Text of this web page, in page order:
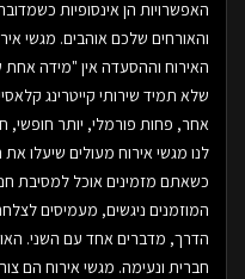
האפשרויות הן אינסופיות
והאורחים שלכם אוהבים. מגשי
האירוח וההסעדה אין "מידה אחת
שלא תמיד שירותי קייטרינג
אחר, פחות פורמלי, יותר חופשי,
לנו מגשי אירוח מעולים שיעלו
כשאתם מזמינים אוכל למסיבת
המוזמנים ניגשים, מעמיסים
הדרך, מדברים אחד עם השני.
חברית ונעימה. מגשי אירוח הם